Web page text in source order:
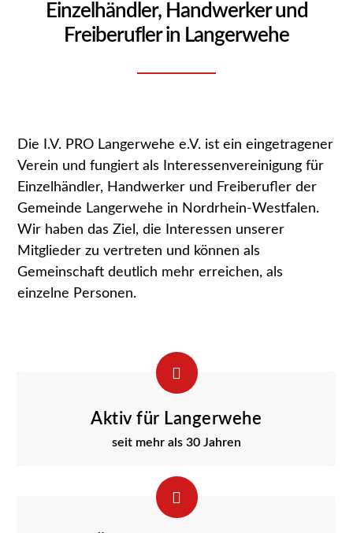
Einzelhändler, Handwerker und
Freiberufler in Langerwehe
Die I.V. PRO Langerwehe e.V. ist ein eingetragener
Verein und fungiert als Interessenvereinigung für
Einzelhändler, Handwerker und Freiberufler der
Gemeinde Langerwehe in Nordrhein-Westfalen.
Wir haben das Ziel, die Interessen unserer
Mitglieder zu vertreten und können als
Gemeinschaft deutlich mehr erreichen, als
einzelne Personen.
Aktiv für Langerwehe
seit mehr als 30 Jahren